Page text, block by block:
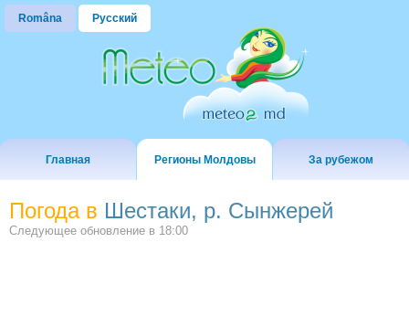
Româna Русский
Главная Регионы Молдовы За рубежом
Погода в Шестаки, р. Сынжерей
Следующее обновление в 18:00